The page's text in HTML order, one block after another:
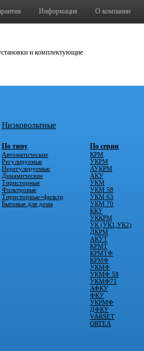
Информация О компании
Низковольтные
По типу
Автоматические
Регулируемые
Нерегулируемые
Динамические
Тиристорные
Фильтровые
Тиристорные+фильтр
Бытовые для дома
По серии
КРМ
УКРМ
АУКРМ
АКУ
УКМ
УКМ 58
УКМ 63
УКМ 70
ККУ
УККРМ
УК (УК1,УК2)
ДКРМ
АКУТ
КРМТ
КРМТФ
КРМФ
УКМФ
УКМФ 58
УКМФ71
АФКУ
ФКУ
УКРМФ
ДФКУ
VARSET
ORTEA